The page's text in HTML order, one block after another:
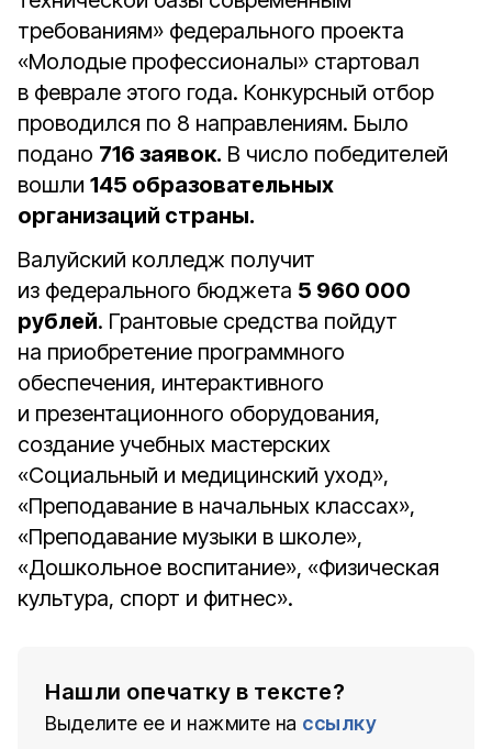
требованиям» федерального проекта
«Молодые профессионалы» стартовал
в феврале этого года. Конкурсный отбор
проводился по 8 направлениям. Было
подано 716 заявок. В число победителей
вошли 145 образовательных
организаций страны.
Валуйский колледж получит
из федерального бюджета 5 960 000
рублей. Грантовые средства пойдут
на приобретение программного
обеспечения, интерактивного
и презентационного оборудования,
создание учебных мастерских
«Социальный и медицинский уход»,
«Преподавание в начальных классах»,
«Преподавание музыки в школе»,
«Дошкольное воспитание», «Физическая
культура, спорт и фитнес».
Нашли опечатку в тексте?
Выделите ее и нажмите на ссылку